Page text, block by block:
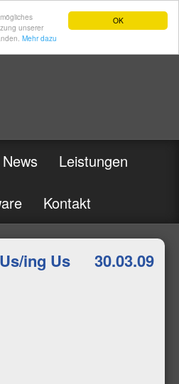
OK
unserer
Mehr dazu
News Leistungen
Kontakt
30.03.09
ing Us